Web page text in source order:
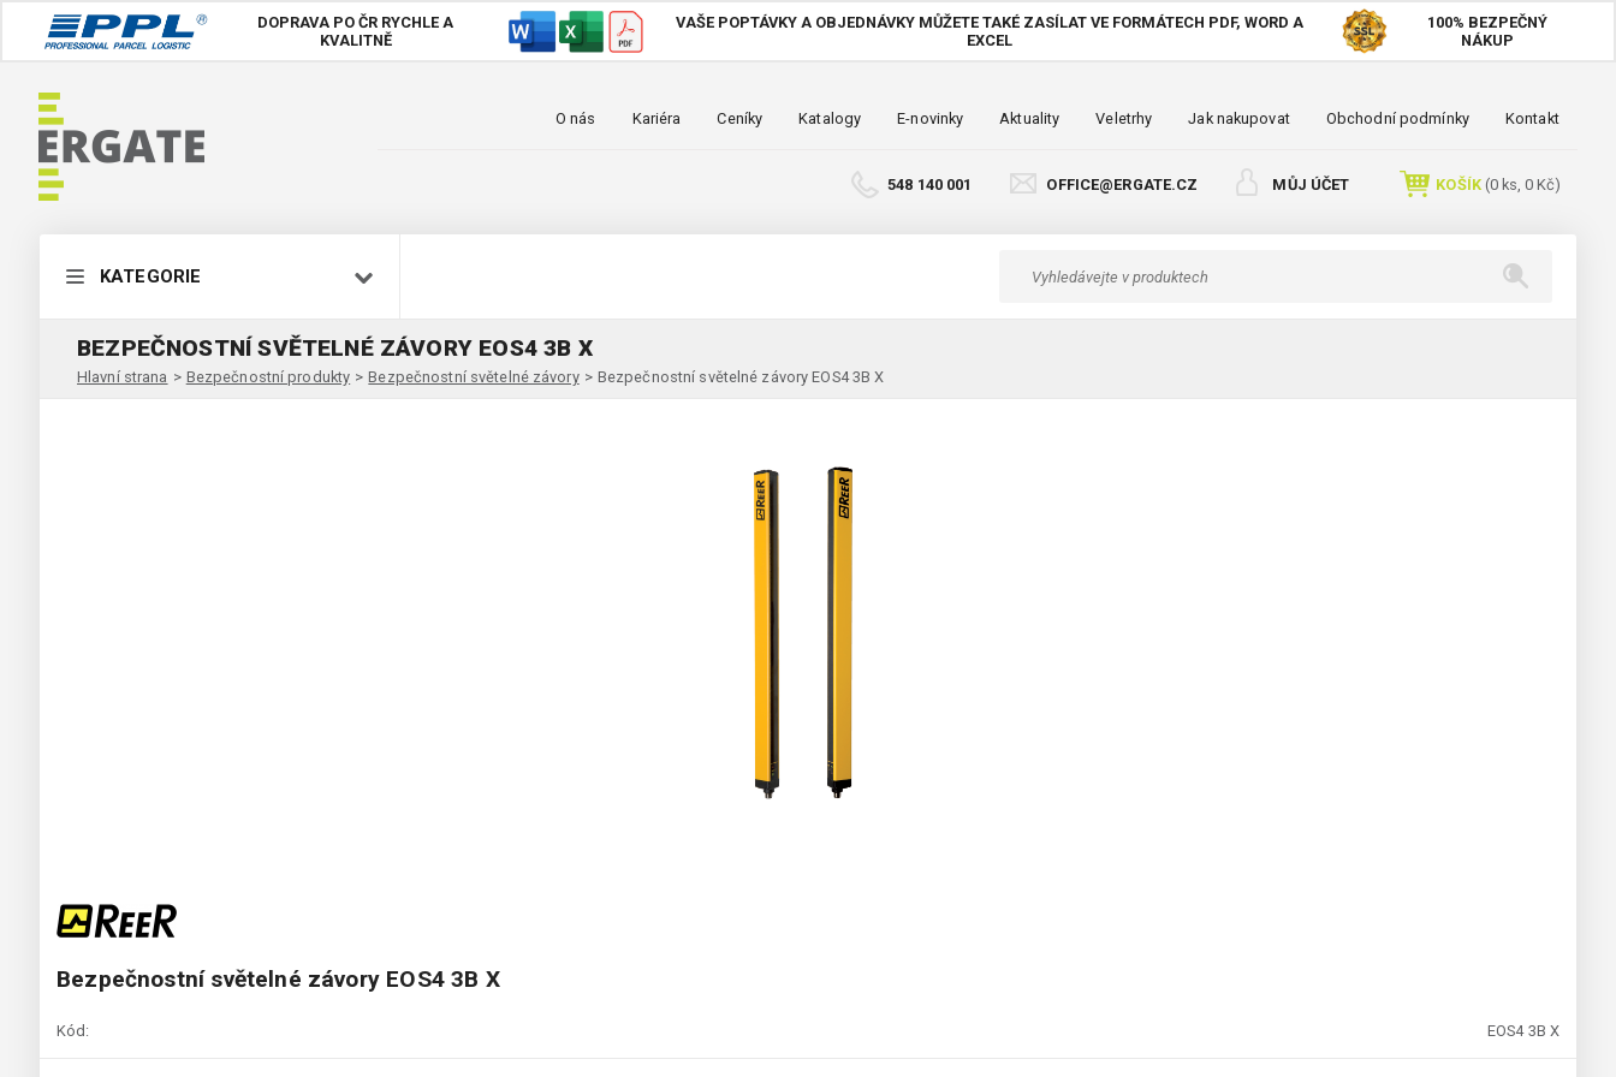
DOPRAVA PO ČR RYCHLE A
KVALITNĚ
VAŠE POPTÁVKY A OBJEDNÁVKY MŮŽETE TAKÉ ZASÍLAT VE FORMÁTECH PDF, WORD A
EXCEL
100% BEZPEČNÝ
NÁKUP
O nás Kariéra Ceníky Katalogy E-novinky Aktuality Veletrhy Jak nakupovat Obchodní podmínky Kontakt
548 140 001 OFFICE@ERGATE.CZ MŮJ ÚČET KOŠÍK(0ks, 0 Kč)
KATEGORIE
BEZPEČNOSTNÍ SVĚTELNÉ ZÁVORY EOS4 3B X
Hlavní strana > Bezpečnostní produkty > Bezpečnostní světelné závory > Bezpečnostní světelné závory EOS4 3B X
Bezpečnostní světelné závory EOS4 3B X
Kód: EOS4 3B X